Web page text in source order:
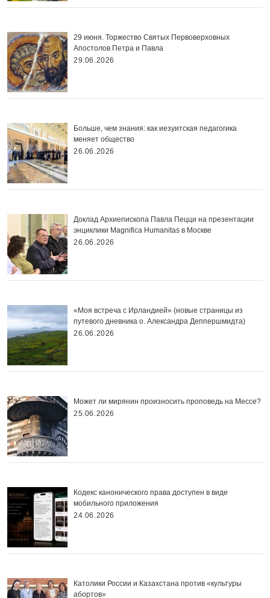
29 июня. Торжество Святых Первоверховных
Апостолов Петра и Павла
29.06.2026
Больше, чем знания: как иезуитская педагогика
меняет общество
26.06.2026
Доклад Архиепископа Павла Пецци на презентации
энциклики Magnifica Нumanitas в Москве
26.06.2026
«Моя встреча с Ирландией» (новые страницы из
путевого дневника о. Александра Деппершмидта)
26.06.2026
Может ли мирянин произносить проповедь на Мессе?
25.06.2026
Кодекс канонического права доступен в виде
мобильного приложения
24.06.2026
Католики России и Казахстана против «культуры
абортов»